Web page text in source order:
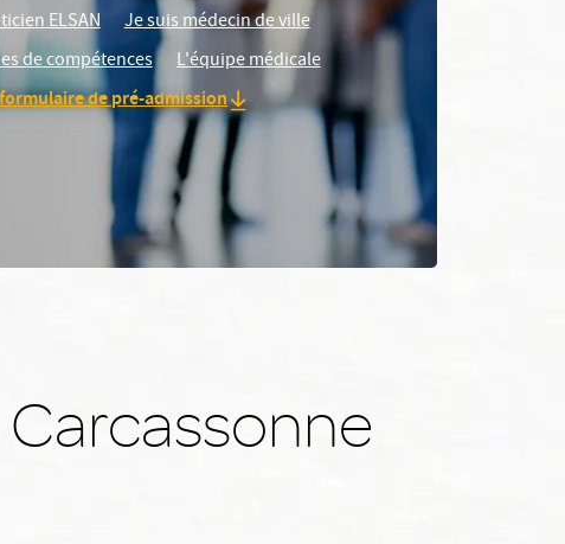
ELSAN
Je suis médecin de ville
de compétences
L'équipe médicale
de pré-admission